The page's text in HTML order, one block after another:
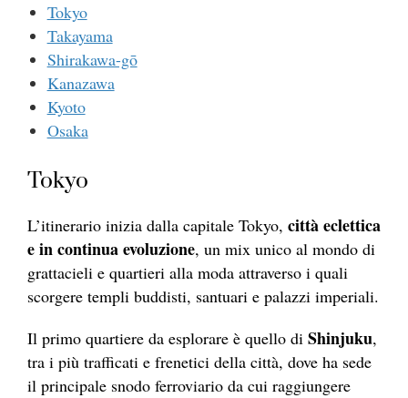
Tokyo
Takayama
Shirakawa-gō
Kanazawa
Kyoto
Osaka
Tokyo
L’itinerario inizia dalla capitale Tokyo, città eclettica
e in continua evoluzione, un mix unico al mondo di
grattacieli e quartieri alla moda attraverso i quali
scorgere templi buddisti, santuari e palazzi imperiali.
Il primo quartiere da esplorare è quello di Shinjuku,
tra i più trafficati e frenetici della città, dove ha sede
il principale snodo ferroviario da cui raggiungere